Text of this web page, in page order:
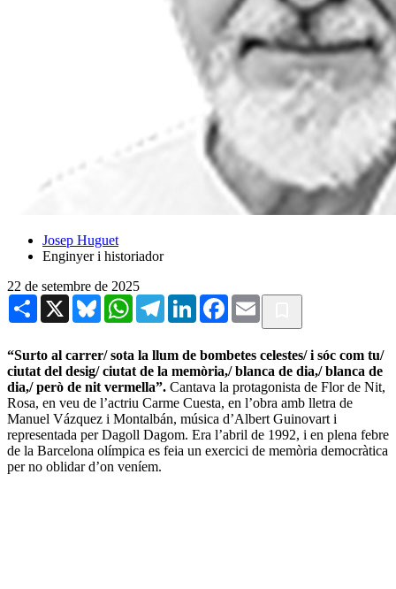
Josep Huguet
Enginyer i historiador
22 de setembre de 2025
Share X BlueskyWhatsAppTelegramLinkedInFacebook
Email
“Surto al carrer/ sota la llum de bombetes celestes/ i sóc com tu/
ciutat del desig/ ciutat de la memòria,/ blanca de dia,/ blanca de
dia,/ però de nit vermella”. Cantava la protagonista de Flor de Nit,
Rosa, en veu de l’actriu Carme Cuesta, en l’obra amb lletra de
Manuel Vázquez i Montalbán, música d’Albert Guinovart i
representada per Dagoll Dagom. Era l’abril de 1992, i en plena febre
de la Barcelona olímpica es feia un exercici de memòria democràtica
per no oblidar d’on veníem.